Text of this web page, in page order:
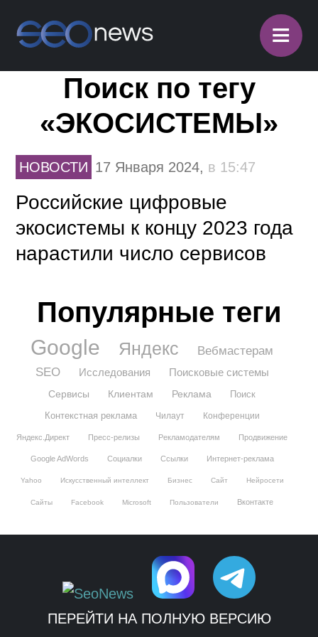
≡
Поиск по тегу
«ЭКОСИСТЕМЫ»
НОВОСТИ 17 Января 2024, в 15:47
Российские цифровые
экосистемы к концу 2023 года
нарастили число сервисов
Популярные теги
Google Яндекс
Вебмастерам
SEO
Исследования Поисковые системы
Сервисы Клиентам Реклама
Поиск
Контекстная реклама
Чилаут Конференции
Яндекс.Директ Пресс-релизы Рекламодателям Продвижение
Google AdWords Социалки Ссылки Интернет-реклама
Yahoo Искусственный интеллект Бизнес Сайт Нейросети
Сайты Facebook Microsoft Пользователи Вконтакте
ПЕРЕЙТИ НА ПОЛНУЮ ВЕРСИЮ